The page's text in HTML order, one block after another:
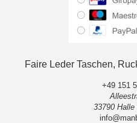
Faire Leder Taschen,
+49 151
33790